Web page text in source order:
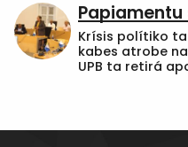
Papiamentu
Krísis polítiko
kabes atrobe
UPB ta retirá